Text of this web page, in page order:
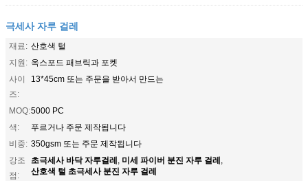
극세사 자루 걸레
재료: 산호색 털
지원: 옥스포드 패브릭과 포켓
사이
즈:
13*45cm 또는 주문을 받아서 만드는
MOQ:5000 PC
색:
푸르거나 주문 제작됩니다
비중: 350gsm 또는 주문 제작됩니다
강조
점:
초극세사 바닥 자루걸레, 미세 파이버 분진 자루 걸레,
산호색 털 초극세사 분진 자루 걸레